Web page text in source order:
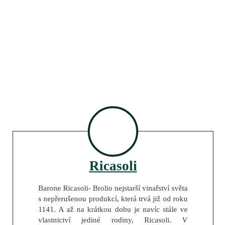
Ricasoli
Barone Ricasoli- Brolio nejstarší vinařství světa
s nepřerušenou produkcí, která trvá již od roku
1141. A až na krátkou dobu je navíc stále ve
vlastnictví jediné rodiny, Ricasoli. V